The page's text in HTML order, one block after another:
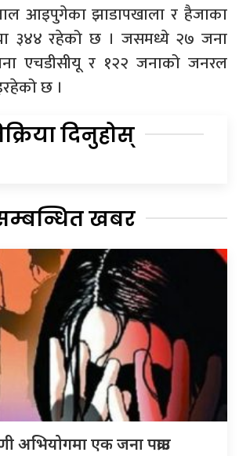
आइपुगेका झाडापखाला र हैजाका
३४४ रहेको छ । जसमध्ये २७ जना
एचडीसीयू र १२२ जनाको जनरल
छ ।
दिनुहोस्
खबर
अभियोगमा एक जना पक्राउ